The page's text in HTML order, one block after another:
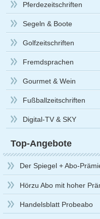
Pferdezeitschriften
Segeln & Boote
Golfzeitschriften
Fremdsprachen
Gourmet & Wein
Fußballzeitschriften
Digital-TV & SKY
Top-Angebote
Der Spiegel + Abo-
Hörzu Abo mit hoher
Handelsblatt Probeabo